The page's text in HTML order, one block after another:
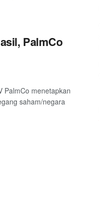
PalmCo
menetapkan
saham/negara